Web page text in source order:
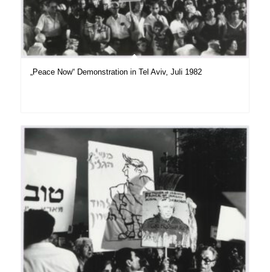
„Peace Now“ Demonstration in Tel Aviv, Juli 1982